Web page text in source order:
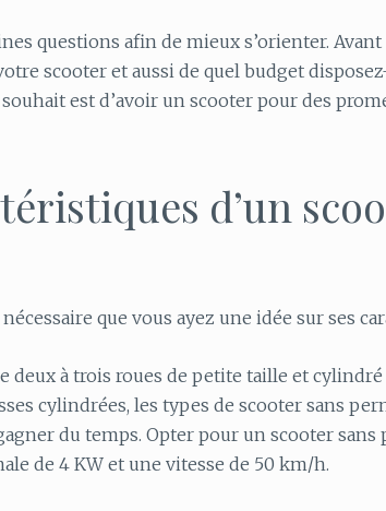
questions afin de mieux s’orienter.
scooter et aussi de quel budget
est d’avoir un scooter pour des
d’un
que vous ayez une idée sur ses
deux à trois roues de petite taille et cylindré
cylindrées, les types de scooter sans
du temps. Opter pour un scooter sans
de 4 KW et une vitesse de 50 km/h.